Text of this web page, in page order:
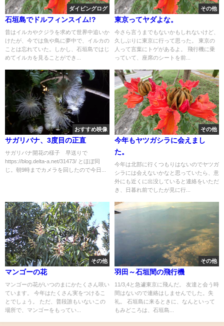
ダイビングログ
石垣島でドルフィンスイム!?
昔はイルカやクジラを求めて世界中追いか
けたが、今では魚や鳥に夢中で、イルカの
ことは忘れていた。しかし、石垣島ではじ
めてイルカを見ることができ...
その他
東京ってヤダよな。
今さら言うまでもないかもしれないけど、
久しぶりに東京に行って思った。 東京の
人って言葉にトゲがあるよ。 飛行機に乗
っていて、座席のシートを前...
おすすめ映像
サガリバナ、3度目の正直
サガリバナ開花の様子 早送りで
https://blog.delta-a.net/31473/ とほぼ同
じ。朝9時までカメラを回したので今日...
その他
今年もヤツガシラに会えまし
た。
今年は北部に行くつもりはないのでヤツガ
シラには会えないかなと思っていたら、意
外にも近くに出没していると連絡をいただ
き、日暮れ前でしたが見に行...
その他
マンゴーの花
マンゴーの花がいつのまにかたくさん咲い
ています。 今年はたくさん実をつけるこ
とでしょう。 ただ、普段誰もいないこの
場所で、マンゴーをもってい...
その他
羽田～石垣間の飛行機
11/3,4と急遽東京に飛んだ。 友達と会う時
間はないので連絡はしませんでした。失
礼。 石垣島に来るときに、なんといって
もみどころは、石垣島...